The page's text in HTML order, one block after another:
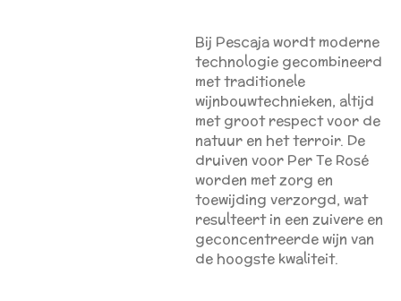
Bij Pescaja wordt moderne
technologie gecombineerd
met traditionele
wijnbouwtechnieken, altijd
met groot respect voor de
natuur en het terroir. De
druiven voor Per Te Rosé
worden met zorg en
toewijding verzorgd, wat
resulteert in een zuivere en
geconcentreerde wijn van
de hoogste kwaliteit.